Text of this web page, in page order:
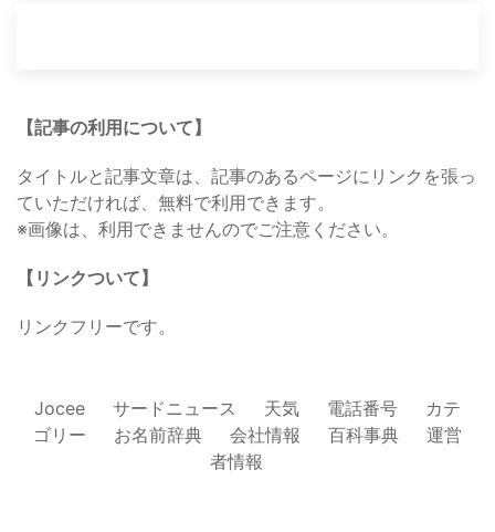
【記事の利用について】
タイトルと記事文章は、記事のあるページにリンクを張っ
ていただければ、無料で利用できます。
※画像は、利用できませんのでご注意ください。
【リンクついて】
リンクフリーです。
Jocee サードニュース 天気 電話番号
カテ
ゴリー
お名前辞典 会社情報 百科事典
運営
者情報